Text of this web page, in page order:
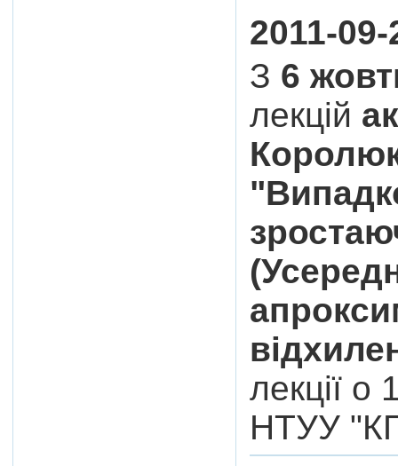
2011-09-
З 6
лекцій
лекції о
НТУУ